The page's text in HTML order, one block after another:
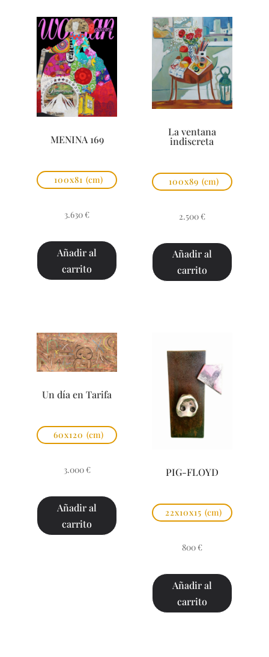
MENINA 169
100x81 (cm)
3.630 €
Añadir al
carrito
La ventana
indiscreta
100x89 (cm)
2.500 €
Añadir al
carrito
Un día en Tarifa
60x120 (cm)
3.000 €
Añadir al
carrito
PIG-FLOYD
22x10x15 (cm)
800 €
Añadir al
carrito